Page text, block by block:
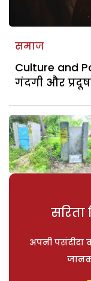
समाज
Culture and
गंदगी और
अपनी पसंदीदा